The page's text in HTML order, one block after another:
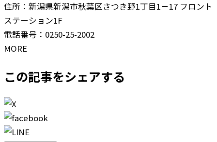
住所：新潟県新潟市秋葉区さつき野1丁目1－17 フロント
ステーション1F
電話番号：0250-25-2002
MORE
この記事をシェアする